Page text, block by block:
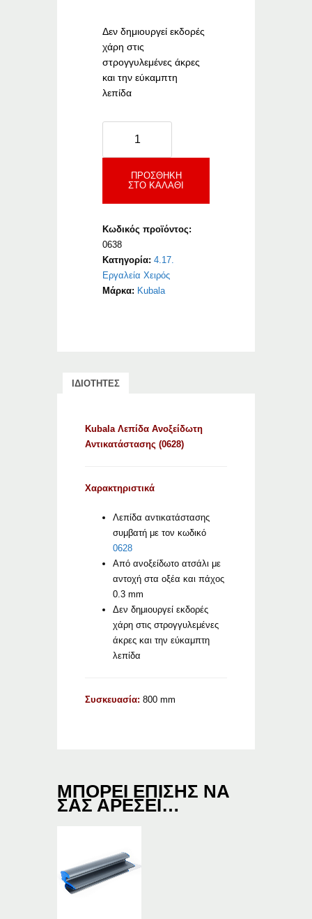
Δεν δημιουργεί εκδορές
χάρη στις
στρογγυλεμένες άκρες
και την εύκαμπτη
λεπίδα
Ανοξείδωτη
Αντικατάστασης
ποσότητα
ΠΡΟΣΘΉΚΗ
ΣΤΟ ΚΑΛΆΘΙ
Κωδικός προϊόντος:
0638
Κατηγορία:4.17.
Εργαλεία Χειρός
Μάρκα: Kubala
ΙΔΙΟΤΗΤΕΣ
Kubala Λεπίδα Ανοξείδωτη
Αντικατάστασης (0628)
Χαρακτηριστικά
Λεπίδα αντικατάστασης
συμβατή με τον κωδικό
0628
Από ανοξείδωτο ατσάλι με
αντοχή στα οξέα και πάχος
0.3 mm
Δεν δημιουργεί εκδορές
χάρη στις στρογγυλεμένες
άκρες και την εύκαμπτη
λεπίδα
Συσκευασία: 800 mm
ΜΠΟΡΕΊ ΕΠΊΣΗΣ ΝΑ
ΣΑΣ ΑΡΈΣΕΙ…